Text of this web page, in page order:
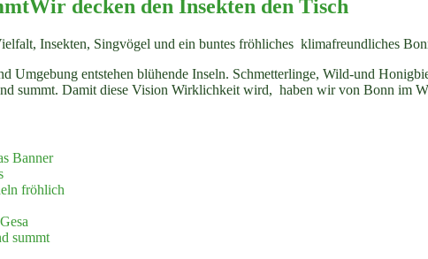
Wir decken den Insekten den Tisch
Insekten, Singvögel und ein buntes fröhliches klimafreundliches
Umgebung entstehen blühende Inseln. Schmetterlinge, Wild-und
summt. Damit diese Vision Wirklichkeit wird, haben wir von Bonn im
summt